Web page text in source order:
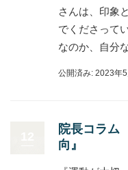
さんは、印象
でくださって
なのか、自分
公開済み: 2023年5
院長コラム
向』